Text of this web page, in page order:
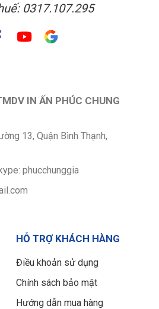
0317.107.295
IN ẤN PHÚC CHUNG
13, Quận Bình Thạnh,
phucchunggia
HỖ TRỢ KHÁCH HÀNG
Điều khoản sử dụng
Chính sách bảo mật
Hướng dẫn mua hàng